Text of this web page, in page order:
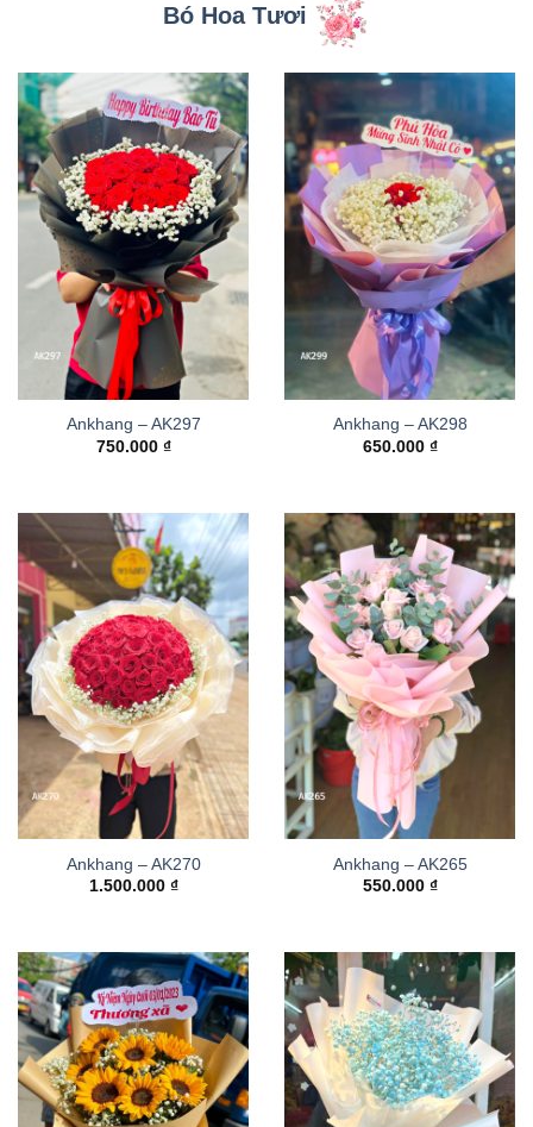
Bó Hoa Tươi
Ankhang – AK297
750.000 ₫
Ankhang – AK298
650.000 ₫
Ankhang – AK270
1.500.000 ₫
Ankhang – AK265
550.000 ₫